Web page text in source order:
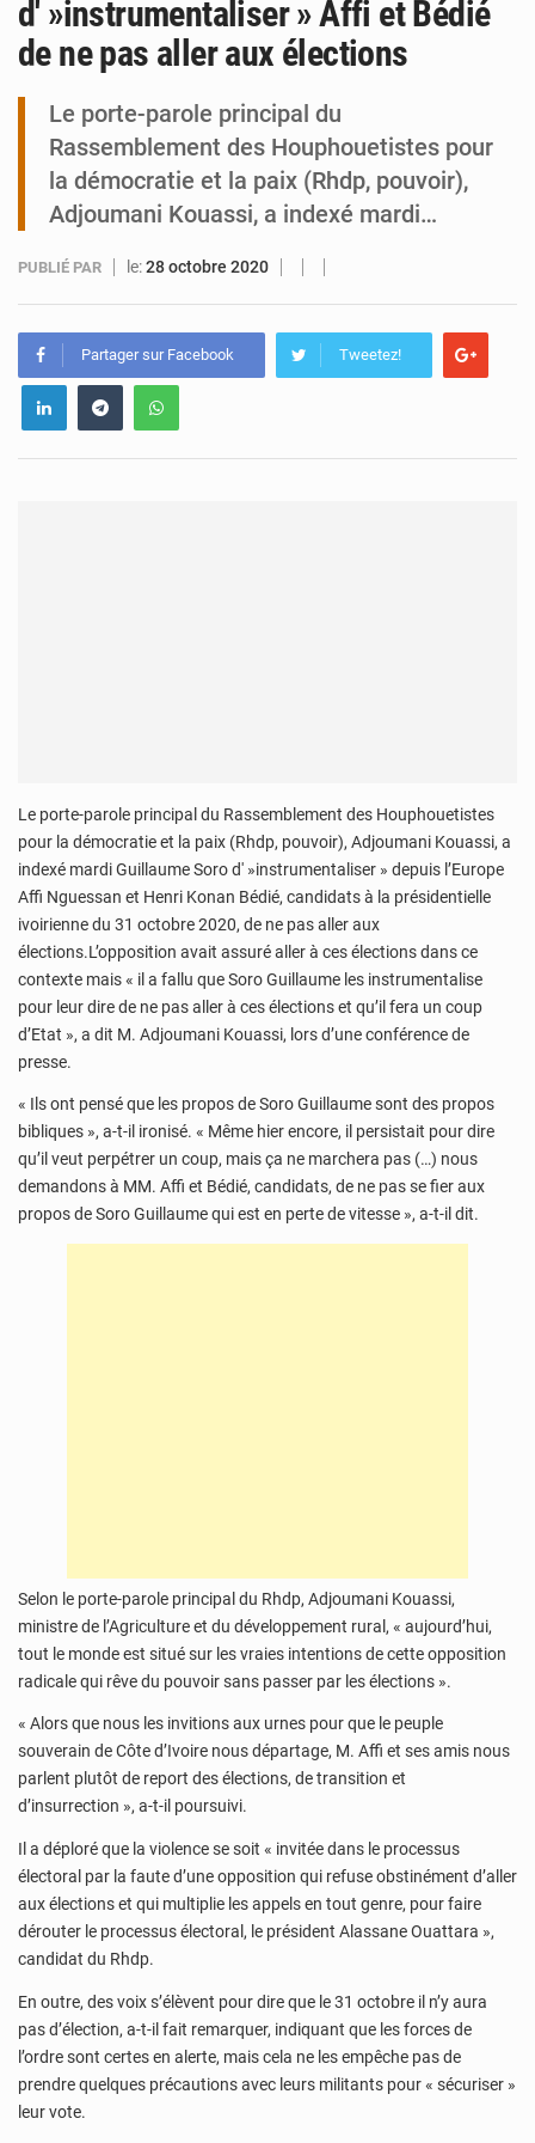
d' »instrumentaliser » Affi et Bédié
de ne pas aller aux élections
Le porte-parole principal du
Rassemblement des Houphouetistes pour
la démocratie et la paix (Rhdp, pouvoir),
Adjoumani Kouassi, a indexé mardi…
PUBLIÉ PAR le:28 octobre 2020
Partager sur Facebook Tweetez!
Le porte-parole principal du Rassemblement des Houphouetistes
pour la démocratie et la paix (Rhdp, pouvoir), Adjoumani Kouassi, a
indexé mardi Guillaume Soro d' »instrumentaliser » depuis l’Europe
Affi Nguessan et Henri Konan Bédié, candidats à la présidentielle
ivoirienne du 31 octobre 2020, de ne pas aller aux
élections.L’opposition avait assuré aller à ces élections dans ce
contexte mais « il a fallu que Soro Guillaume les instrumentalise
pour leur dire de ne pas aller à ces élections et qu’il fera un coup
d’Etat », a dit M. Adjoumani Kouassi, lors d’une conférence de
presse.
« Ils ont pensé que les propos de Soro Guillaume sont des propos
bibliques », a-t-il ironisé. « Même hier encore, il persistait pour dire
qu’il veut perpétrer un coup, mais ça ne marchera pas (…) nous
demandons à MM. Affi et Bédié, candidats, de ne pas se fier aux
propos de Soro Guillaume qui est en perte de vitesse », a-t-il dit.
Selon le porte-parole principal du Rhdp, Adjoumani Kouassi,
ministre de l’Agriculture et du développement rural, « aujourd’hui,
tout le monde est situé sur les vraies intentions de cette opposition
radicale qui rêve du pouvoir sans passer par les élections ».
« Alors que nous les invitions aux urnes pour que le peuple
souverain de Côte d’Ivoire nous départage, M. Affi et ses amis nous
parlent plutôt de report des élections, de transition et
d’insurrection », a-t-il poursuivi.
Il a déploré que la violence se soit « invitée dans le processus
électoral par la faute d’une opposition qui refuse obstinément d’aller
aux élections et qui multiplie les appels en tout genre, pour faire
dérouter le processus électoral, le président Alassane Ouattara »,
candidat du Rhdp.
En outre, des voix s’élèvent pour dire que le 31 octobre il n’y aura
pas d’élection, a-t-il fait remarquer, indiquant que les forces de
l’ordre sont certes en alerte, mais cela ne les empêche pas de
prendre quelques précautions avec leurs militants pour « sécuriser »
leur vote.